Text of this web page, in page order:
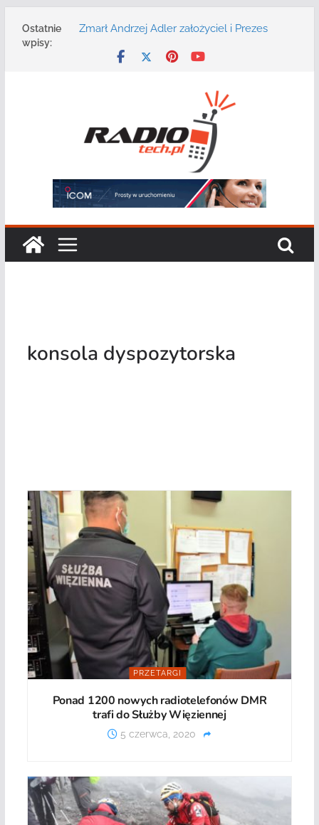
Ostatnie
wpisy:
Zmarł Andrzej Adler założyciel i Prezes
Radmor – największy polski producent
konferencję: „Bezpieczeństwo,
niezawodność i interoperacyjność
systemów teleinformatycznych”
Motorola Solutions oferuje agencjom
bezpieczeństwa publicznego usługę
łączności opartą na chmurze
Najnowszy radiotelefon MOTOTRBO R7 od
Motorola Solutions
konsola dyspozytorska
PRZETARGI
Ponad 1200 nowych radiotelefonów DMR
trafi do Służby Więziennej
5 czerwca, 2020